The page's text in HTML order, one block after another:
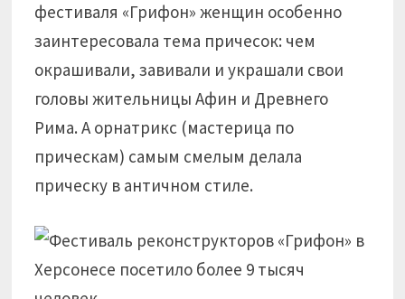
фестиваля «Грифон» женщин особенно
заинтересовала тема причесок: чем
окрашивали, завивали и украшали свои
головы жительницы Афин и Древнего
Рима. А орнатрикс (мастерица по
прическам) самым смелым делала
прическу в античном стиле.